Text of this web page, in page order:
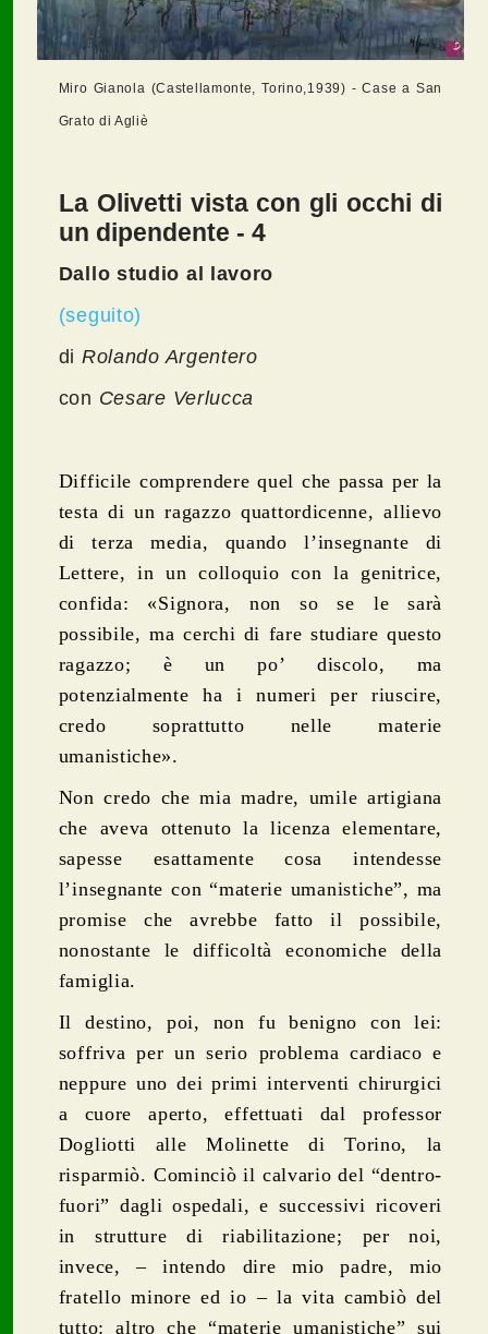
Miro Gianola (Castellamonte, Torino,1939) - Case a San
Grato di Agliè
La Olivetti vista con gli occhi di
un dipendente - 4
Dallo studio al lavoro
(seguito)
di Rolando Argentero
con Cesare Verlucca
Difficile comprendere quel che passa per la
testa di un ragazzo quattordicenne, allievo
di terza media, quando l’insegnante di
Lettere, in un colloquio con la genitrice,
confida: «Signora, non so se le sarà
possibile, ma cerchi di fare studiare questo
ragazzo; è un po’ discolo, ma
potenzialmente ha i numeri per riuscire,
credo soprattutto nelle materie
umanistiche».
Non credo che mia madre, umile artigiana
che aveva ottenuto la licenza elementare,
sapesse esattamente cosa intendesse
l’insegnante con “materie umanistiche”, ma
promise che avrebbe fatto il possibile,
nonostante le difficoltà economiche della
famiglia.
Il destino, poi, non fu benigno con lei:
soffriva per un serio problema cardiaco e
neppure uno dei primi interventi chirurgici
a cuore aperto, effettuati dal professor
Dogliotti alle Molinette di Torino, la
risparmiò. Cominciò il calvario del “dentro-
fuori” dagli ospedali, e successivi ricoveri
in strutture di riabilitazione; per noi,
invece, – intendo dire mio padre, mio
fratello minore ed io – la vita cambiò del
tutto: altro che “materie umanistiche” sui